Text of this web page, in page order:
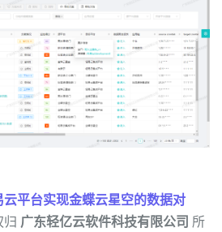
云平台实现金蝶云星空的数据对
归 广东轻亿云软件科技有限公司 所